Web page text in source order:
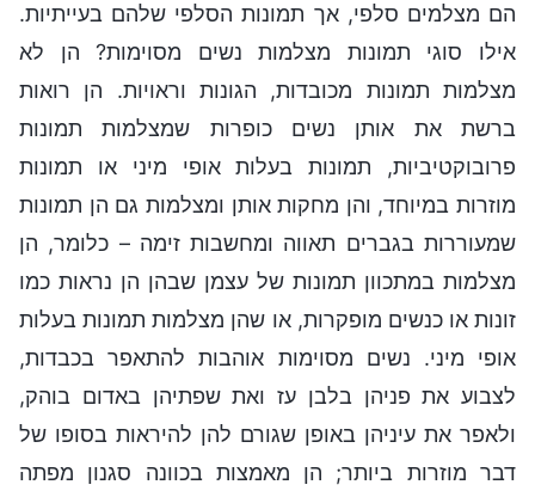
הם מצלמים סלפי, אך תמונות הסלפי שלהם בעייתיות.
אילו סוגי תמונות מצלמות נשים מסוימות? הן לא
מצלמות תמונות מכובדות, הגונות וראויות. הן רואות
ברשת את אותן נשים כופרות שמצלמות תמונות
פרובוקטיביות, תמונות בעלות אופי מיני או תמונות
מוזרות במיוחד, והן מחקות אותן ומצלמות גם הן תמונות
שמעוררות בגברים תאווה ומחשבות זימה – כלומר, הן
מצלמות במתכוון תמונות של עצמן שבהן הן נראות כמו
זונות או כנשים מופקרות, או שהן מצלמות תמונות בעלות
אופי מיני. נשים מסוימות אוהבות להתאפר בכבדות,
לצבוע את פניהן בלבן עז ואת שפתיהן באדום בוהק,
ולאפר את עיניהן באופן שגורם להן להיראות בסופו של
דבר מוזרות ביותר; הן מאמצות בכוונה סגנון מפתה